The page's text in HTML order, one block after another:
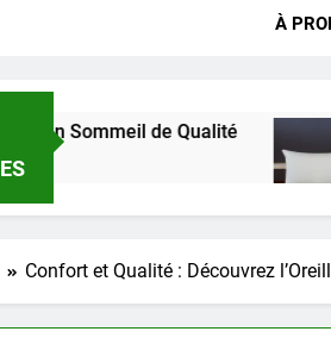
À
de Qualité Choisir
2
Confort et Qualité : Découvrez